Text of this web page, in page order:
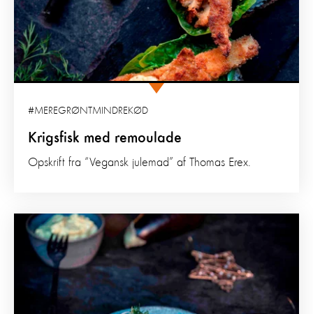
Krigsfisk med remoulade
#MEREGRØNTMINDREKØD
Opskrift fra “Vegansk julemad” af Thomas Erex.